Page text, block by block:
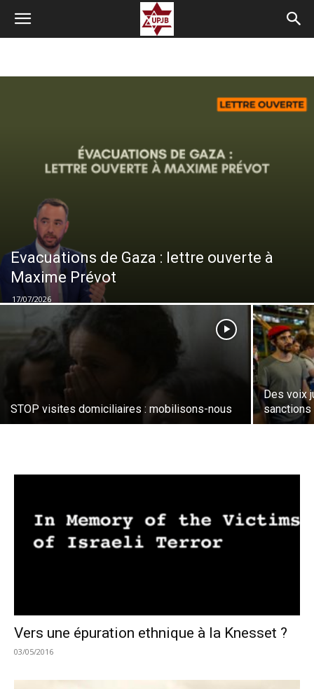
Evacuations de Gaza : lettre ouverte à
Maxime Prévot
17/07/2026
STOP visites domiciliaires : mobilisons-nous
Des voix
Vers une épuration ethnique à la Knesset ?
03/05/2016